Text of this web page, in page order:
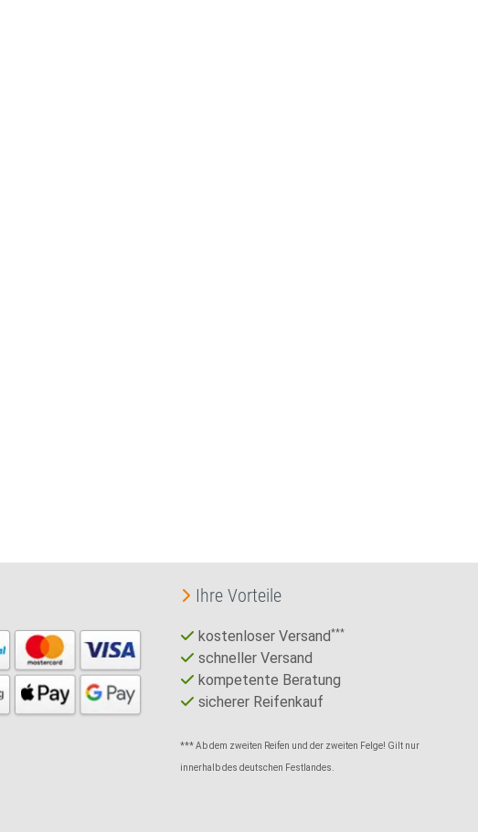
Ihre Vorteile
kostenloser Versand***
schneller Versand
kompetente Beratung
sicherer Reifenkauf
*** Ab dem zweiten Reifen und der zweiten Felge! Gilt nur
innerhalb des deutschen Festlandes.